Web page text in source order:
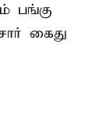
பங்கு
கைது